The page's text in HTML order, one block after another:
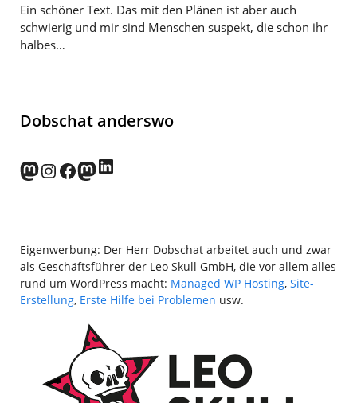
Ein schöner Text. Das mit den Plänen ist aber auch
schwierig und mir sind Menschen suspekt, die schon ihr
halbes…
Dobschat anderswo
norden.social
Instagram
Facebook
wp-punks.social
LinkedIn
Eigenwerbung: Der Herr Dobschat arbeitet auch und zwar
als Geschäftsführer der Leo Skull GmbH, die vor allem alles
rund um WordPress macht: Managed WP Hosting, Site-
Erstellung, Erste Hilfe bei Problemen usw.